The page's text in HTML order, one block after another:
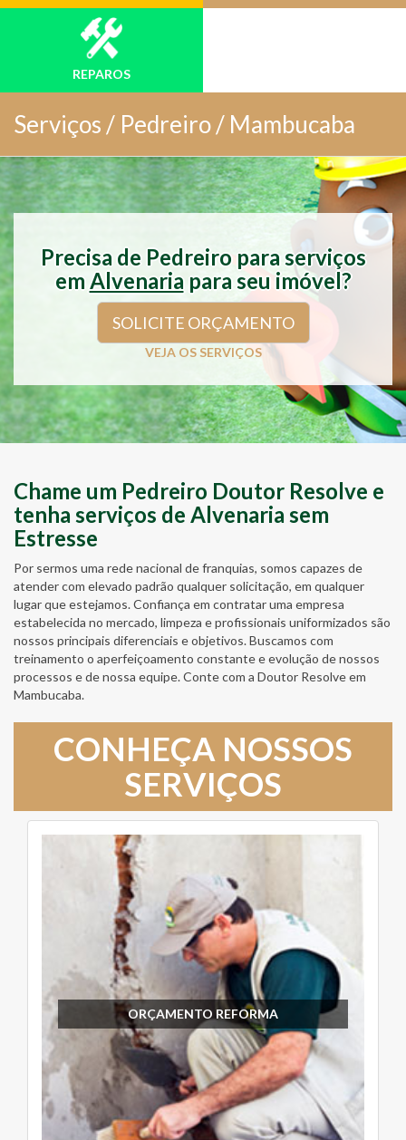
REPAROS
Serviços / Pedreiro / Mambucaba
Precisa de Pedreiro para serviços
em Alvenaria para seu imóvel?
SOLICITE ORÇAMENTO
VEJA OS SERVIÇOS
Chame um Pedreiro Doutor Resolve e
tenha serviços de Alvenaria sem
Estresse
Por sermos uma rede nacional de franquias, somos capazes de
atender com elevado padrão qualquer solicitação, em qualquer
lugar que estejamos. Confiança em contratar uma empresa
estabelecida no mercado, limpeza e profissionais uniformizados são
nossos principais diferenciais e objetivos. Buscamos com
treinamento o aperfeiçoamento constante e evolução de nossos
processos e de nossa equipe. Conte com a Doutor Resolve em
Mambucaba.
CONHEÇA NOSSOS
SERVIÇOS
ORÇAMENTO REFORMA